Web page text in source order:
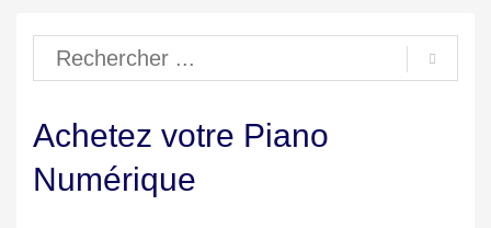
Achetez votre Piano
Numérique